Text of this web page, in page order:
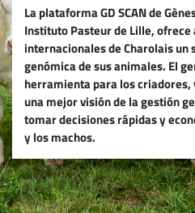
La plataforma GD SCAN de
Instituto Pasteur de Lille, ofrece
internacionales de Charolais un
genómica de sus animales. El
herramienta para los
una mejor visión de la gestión
tomar decisiones rápidas y
y los machos.